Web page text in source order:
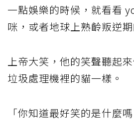
一點娛樂的時候，就看看
咪，或者地球上熟齡叛逆期
上帝大笑，他的笑聲聽起
垃圾處理機裡的貓一樣。
「你知道最好笑的是什麼